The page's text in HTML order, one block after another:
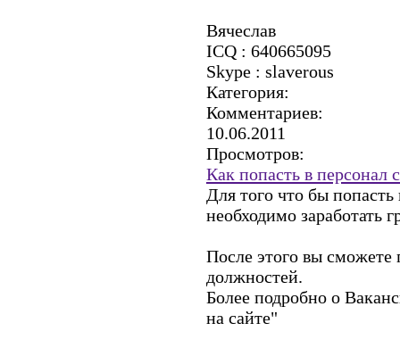
Вячеслав
ICQ : 640665095
Skype : slaverous
Категория:
Комментариев:
10.06.2011
Просмотров:
Как попасть в персонал
Для того что бы
необходимо заработать
После этого вы сможете
должностей.
Более подробно о
на сайте"